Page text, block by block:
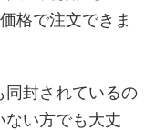
格で注文できま
同封されているの
ない方でも大丈